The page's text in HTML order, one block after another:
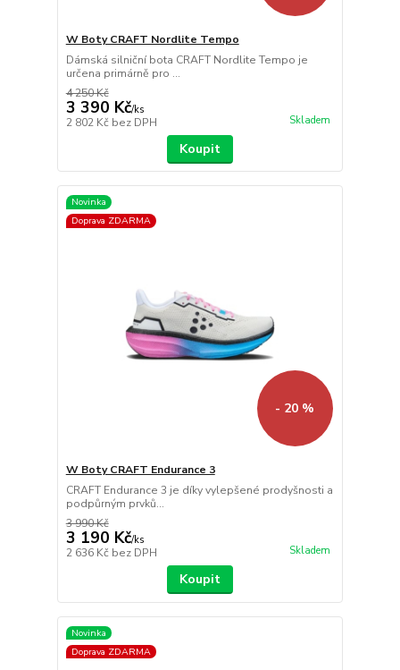
W Boty CRAFT Nordlite Tempo
Dámská silniční bota CRAFT Nordlite Tempo je
určena primárně pro ...
4 250 Kč
3 390 Kč/ks
2 802 Kč bez DPH Skladem
Koupit
Novinka
Doprava ZDARMA
- 20 %
W Boty CRAFT Endurance 3
CRAFT Endurance 3 je díky vylepšené prodyšnosti a
podpůrným prvků...
3 990 Kč
3 190 Kč/ks
2 636 Kč bez DPH Skladem
Koupit
Novinka
Doprava ZDARMA